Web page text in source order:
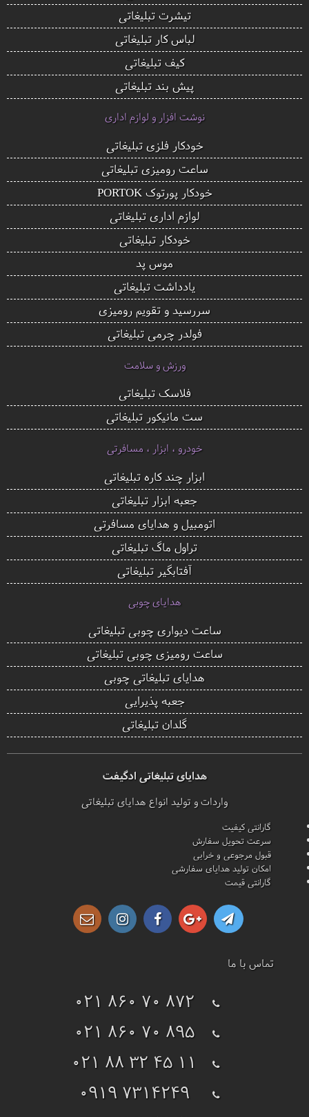
تیشرت تبلیغاتی
لباس کار تبلیغاتی
کیف تبلیغاتی
پیش بند تبلیغاتی
نوشت افزار و لوازم اداری
خودکار فلزی تبلیغاتی
ساعت رومیزی تبلیغاتی
خودکار پورتوک PORTOK
لوازم اداری تبلیغاتی
خودکار تبلیغاتی
موس پد
یادداشت تبلیغاتی
سررسید و تقویم رومیزی
فولدر چرمی تبلیغاتی
ورزش و سلامت
فلاسک تبلیغاتی
ست مانیکور تبلیغاتی
خودرو ، ابزار ، مسافرتی
ابزار چند کاره تبلیغاتی
جعبه ابزار تبلیغاتی
اتومبیل و هدایای مسافرتی
تراول ماگ تبلیغاتی
آفتابگیر تبلیغاتی
هدایای چوبی
ساعت دیواری چوبی تبلیغاتی
ساعت رومیزی چوبی تبلیغاتی
هدایای تبلیغاتی چوبی
جعبه پذیرایی
گلدان تبلیغاتی
هدایای تبلیغاتی ادگیفت
واردات و تولید انواع هدایای تبلیغاتی
گارانتی کیفیت
سرعت تحویل سفارش
قبول مرجوعی و خرابی
امکان تولید هدایای سفارشی
گارانتی قیمت
تماس با ما
021 860 70 872
021 860 70 895
021 88 32 45 11
0919 7314249